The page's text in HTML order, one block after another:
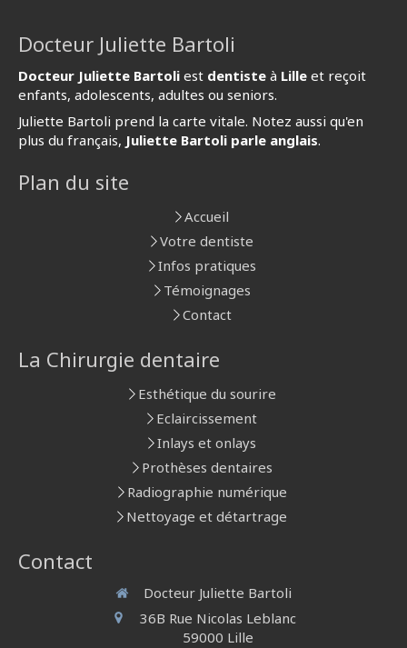
Docteur Juliette Bartoli
Docteur Juliette Bartoli est dentiste à Lille et reçoit
enfants, adolescents, adultes ou seniors.
Juliette Bartoli prend la carte vitale. Notez aussi qu'en
plus du français, Juliette Bartoli parle anglais.
Plan du site
Accueil
Votre dentiste
Infos pratiques
Témoignages
Contact
La Chirurgie dentaire
Esthétique du sourire
Eclaircissement
Inlays et onlays
Prothèses dentaires
Radiographie numérique
Nettoyage et détartrage
Contact
Docteur Juliette Bartoli
36B Rue Nicolas Leblanc
59000 Lille